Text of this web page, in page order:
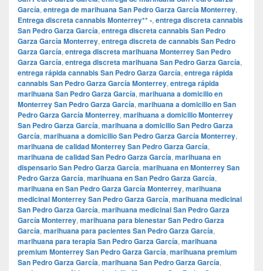
García, entrega de marihuana San Pedro Garza García Monterrey,
Entrega discreta cannabis Monterrey** -, entrega discreta cannabis
San Pedro Garza García, entrega discreta cannabis San Pedro
Garza García Monterrey, entrega discreta de cannabis San Pedro
Garza García, entrega discreta marihuana Monterrey San Pedro
Garza García, entrega discreta marihuana San Pedro Garza García,
entrega rápida cannabis San Pedro Garza García, entrega rápida
cannabis San Pedro Garza García Monterrey, entrega rápida
marihuana San Pedro Garza García, marihuana a domicilio en
Monterrey San Pedro Garza García, marihuana a domicilio en San
Pedro Garza García Monterrey, marihuana a domicilio Monterrey
San Pedro Garza García, marihuana a domicilio San Pedro Garza
García, marihuana a domicilio San Pedro Garza García Monterrey,
marihuana de calidad Monterrey San Pedro Garza García,
marihuana de calidad San Pedro Garza García, marihuana en
dispensario San Pedro Garza García, marihuana en Monterrey San
Pedro Garza García, marihuana en San Pedro Garza García,
marihuana en San Pedro Garza García Monterrey, marihuana
medicinal Monterrey San Pedro Garza García, marihuana medicinal
San Pedro Garza García, marihuana medicinal San Pedro Garza
García Monterrey, marihuana para bienestar San Pedro Garza
García, marihuana para pacientes San Pedro Garza García,
marihuana para terapia San Pedro Garza García, marihuana
premium Monterrey San Pedro Garza García, marihuana premium
San Pedro Garza García, marihuana San Pedro Garza García,